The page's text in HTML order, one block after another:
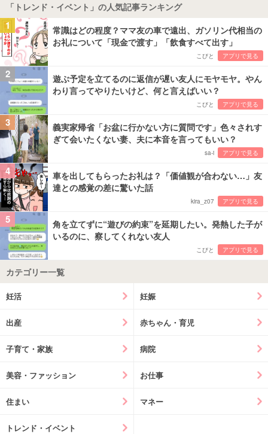
「トレンド・イベント」の人気記事ランキング
1
常識はどの程度？ママ友の車で遠出、ガソリン代相当の
お礼について「現金で渡す」「飲食すべて出す」
こびと アプリで見る
2
遊ぶ予定を立てるのに返信が遅い友人にモヤモヤ。やん
わり言ってやりたいけど、何と言えばいい？
こびと アプリで見る
3
義実家帰省「お盆に行かない方に質問です」色々されす
ぎて会いたくない妻、夫に本音を言ってもいい？
sa-i アプリで見る
4
車を出してもらったお礼は？「価値観が合わない…」友
達との感覚の差に驚いた話
kira_z07 アプリで見る
5
角を立てずに“遊びの約束”を延期したい。発熱した子が
いるのに、察してくれない友人
こびと アプリで見る
カテゴリー一覧
妊活 妊娠
出産 赤ちゃん・育児
子育て・家族 病院
美容・ファッション お仕事
住まい マネー
トレンド・イベント